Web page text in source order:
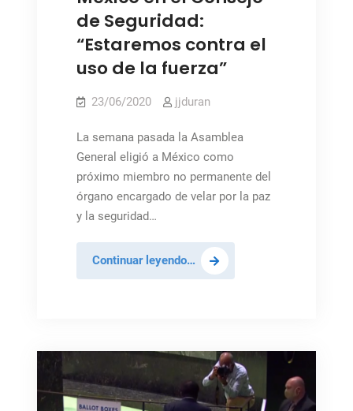
de Seguridad:
“Estaremos contra el
uso de la fuerza”
23/06/2020 jjduran
La semana pasada la Asamblea
General eligió a México como
próximo miembro no permanente del
órgano encargado de velar por la paz
y la seguridad…
Continuar leyendo…México
en
Seguridad:
“Estaremos
contra